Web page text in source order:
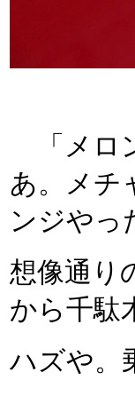
「メロ
あ。メチ
ンジやっ
想像通り
から千駄
ハズや。